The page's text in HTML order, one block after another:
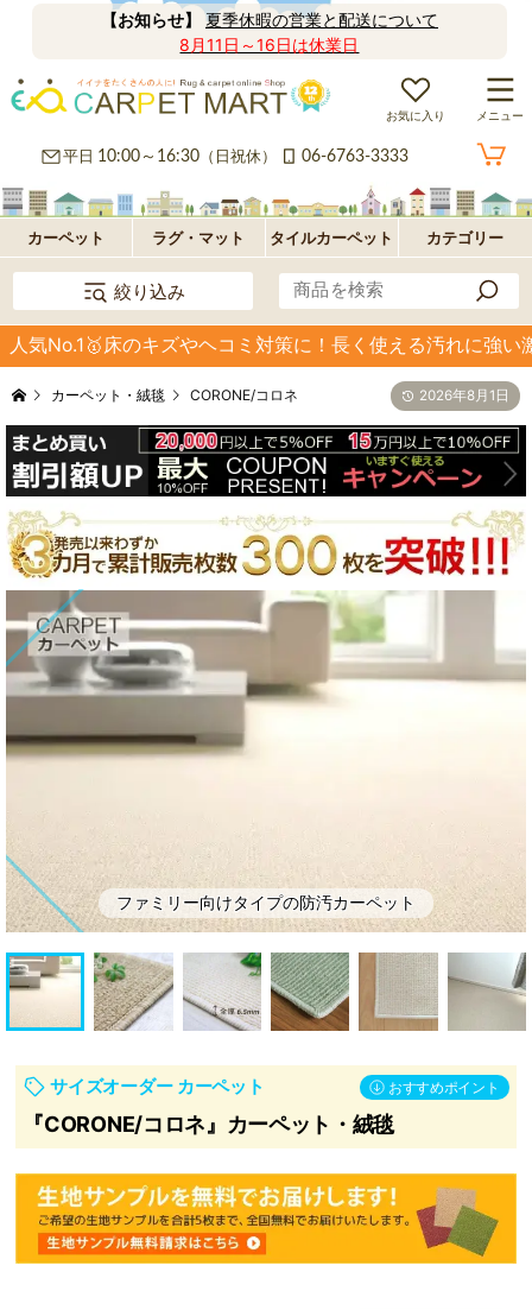
【お知らせ】
夏季休暇の営業と配送について
8月11日～16日は休業日
お気に入り メニュー
平日 10:00～16:30 （日祝休） 06-6763-3333
カーペット ラグ・マット タイルカーペット カテゴリー
ペ
ッ
ト・
絨
毯
グ
フ
ロ
ア・
玄
関
マ
ッ
パ
ネ
ル
型
オ
プ
シ
ョ
ン・
助
絞り込み
人気No.1🥇床のキズやヘコミ対策に！長く使える汚れに強
カーペット・絨毯 CORONE/コロネ 2026年8月1日
ファミリー向けタイプの防汚カーペット
サイズオーダー カーペット おすすめポイント
『CORONE/コロネ』カーペット・絨毯